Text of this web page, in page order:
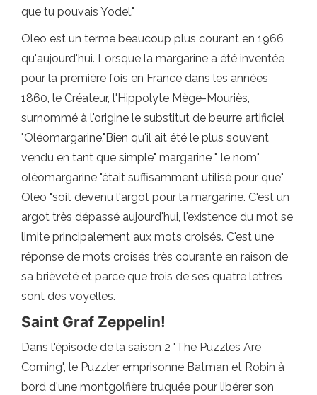
que tu pouvais Yodel."
Oleo est un terme beaucoup plus courant en 1966
qu'aujourd'hui. Lorsque la margarine a été inventée
pour la première fois en France dans les années
1860, le Créateur, l'Hippolyte Mège-Mouriès,
surnommé à l'origine le substitut de beurre artificiel
"Oléomargarine."Bien qu'il ait été le plus souvent
vendu en tant que simple" margarine ", le nom"
oléomargarine "était suffisamment utilisé pour que"
Oleo "soit devenu l'argot pour la margarine. C'est un
argot très dépassé aujourd'hui, l'existence du mot se
limite principalement aux mots croisés. C'est une
réponse de mots croisés très courante en raison de
sa brièveté et parce que trois de ses quatre lettres
sont des voyelles.
Saint Graf Zeppelin!
Dans l'épisode de la saison 2 "The Puzzles Are
Coming", le Puzzler emprisonne Batman et Robin à
bord d'une montgolfière truquée pour libérer son